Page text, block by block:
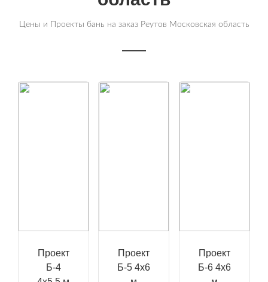
Цены и Проекты бань на заказ Реутов Московская область
Проект
Б-4
Проект
Б-5 4х6
Проект
Б-6 4х6